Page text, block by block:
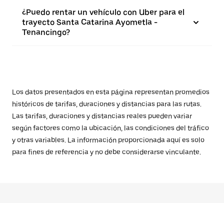
¿Puedo rentar un vehículo con Uber para el
trayecto Santa Catarina Ayometla -
Tenancingo?
Los datos presentados en esta página representan promedios
históricos de tarifas, duraciones y distancias para las rutas.
Las tarifas, duraciones y distancias reales pueden variar
según factores como la ubicación, las condiciones del tráfico
y otras variables. La información proporcionada aquí es solo
para fines de referencia y no debe considerarse vinculante.